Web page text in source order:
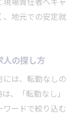
現場責任者へキャ
、地元での安定就
人の探し方
は、転勤なしの
、「転勤なし」
ワードで絞り込む